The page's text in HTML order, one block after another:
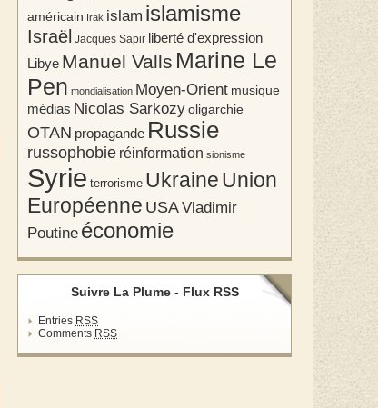
américain Irak islam islamisme
Israël Jacques Sapir liberté d'expression
Libye Manuel Valls Marine Le
Pen mondialisation Moyen-Orient musique
médias Nicolas Sarkozyoligarchie
OTAN propagande Russie
russophobie réinformation sionisme
Syrie terrorisme Ukraine Union
Européenne USAVladimir
Poutine économie
Suivre La Plume - Flux RSS
Entries RSS
Comments RSS